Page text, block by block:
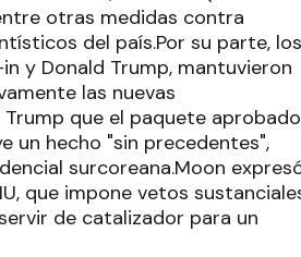
otras medidas contra
del país.Por su parte, los
y Donald Trump, mantuvieron
las nuevas
que el paquete aprobado
un hecho "sin precedentes",
surcoreana.Moon
que impone vetos
de catalizador para un